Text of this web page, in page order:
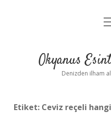
Yasal
Okyanus
Denizden ilham
Etiket: Ceviz reçeli